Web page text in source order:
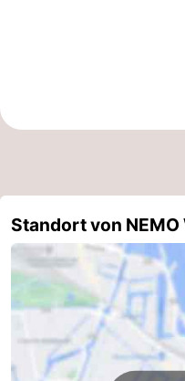
Standort von